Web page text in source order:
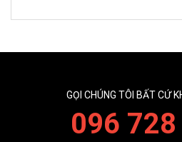
GỌI CHÚNG TÔI BẤT CỨ
096